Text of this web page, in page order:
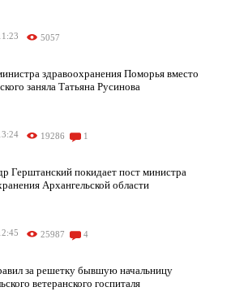
5057
здравоохранения Поморья вместо
заняла Татьяна Русинова
19286 1
Герштанский покидает пост министра
Архангельской области
25987 4
за решетку бывшую начальницу
ветеранского госпиталя